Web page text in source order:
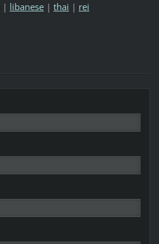
| libanese | thai | rei